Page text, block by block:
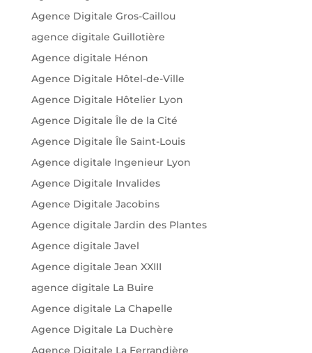
Agence Digitale Gros-Caillou
agence digitale Guillotière
Agence digitale Hénon
Agence Digitale Hôtel-de-Ville
Agence Digitale Hôtelier Lyon
Agence Digitale Île de la Cité
Agence Digitale Île Saint-Louis
Agence digitale Ingenieur Lyon
Agence Digitale Invalides
Agence Digitale Jacobins
Agence digitale Jardin des Plantes
Agence digitale Javel
Agence digitale Jean XXIII
agence digitale La Buire
Agence digitale La Chapelle
Agence Digitale La Duchère
Agence Digitale La Ferrandière